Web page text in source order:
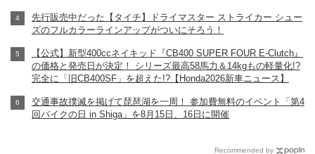
先行販売中だった【タイチ】ドライマスター ストライカー シュー
ズのフルカラーラインアップがついにそろう！
【公式】新型400ccネイキッド『CB400 SUPER FOUR E-Clutch』
の価格と発売日が決定！ シリーズ最高58馬力＆14kgもの軽量化!?
完全に「旧CB400SF」を超えた!?【Honda2026新車ニュース】
交通事故撲滅を掲げて琵琶湖を一周！ 参加費無料のイベント「第4
回バイクの日 in Shiga」を8月15日、16日に開催
Recommended by